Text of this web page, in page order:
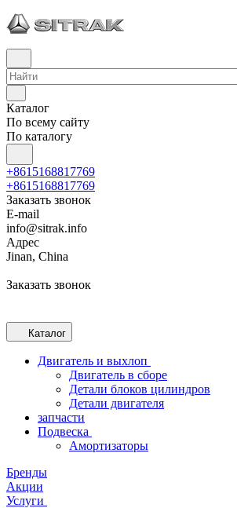
Каталог
По всему сайту
По каталогу
+8615168817769
+8615168817769
Заказать звонок
E-mail
info@sitrak.info
Адрес
Jinan, China
Заказать звонок
Каталог
Двигатель и выхлоп
Двигатель в сборе
Детали блоков цилиндров
Детали двигателя
запчасти
Подвеска
Амортизаторы
Бренды
Акции
Услуги